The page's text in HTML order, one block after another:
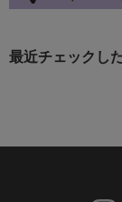
最近チェックし